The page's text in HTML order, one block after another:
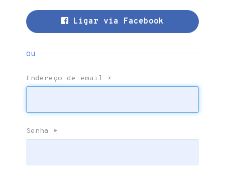
Ligar via Facebook
ou
Endereço de email *
Senha *